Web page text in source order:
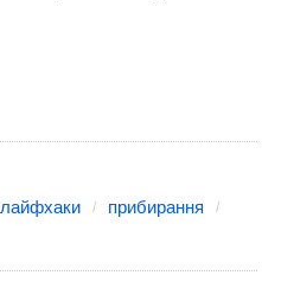
лайфхаки
прибирання